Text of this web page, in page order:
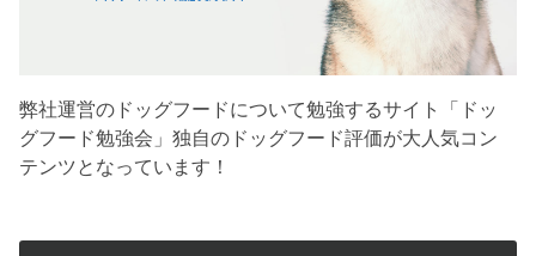
弊社運営のドッグフードについて勉強するサイト「ドッ
グフード勉強会」独自のドッグフード評価が大人気コン
テンツとなっています！